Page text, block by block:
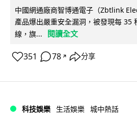
中國網通廠商智博通電子（Zbtlink
產品爆出嚴重安全漏洞，被發現每 35
線，旗...
閱讀全文
351 78 ↗ 分享
科技娛樂 生活娛樂 城中熱話